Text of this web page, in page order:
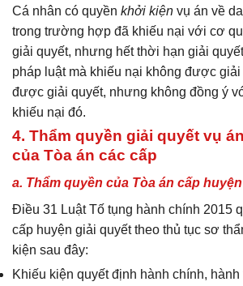
Cá nhân có quyền khởi kiện vụ án về
trong trường hợp đã khiếu nại với cơ
giải quyết, nhưng hết thời hạn giải
pháp luật mà khiếu nại không được giải
được giải quyết, nhưng không đồng ý
khiếu nại đó.
4. Thẩm quyền giải quyết vụ
của Tòa án các cấp
a. Thẩm quyền của Tòa án cấp huyện
Điều 31 Luật Tố tụng hành chính 2015
cấp huyện giải quyết theo thủ tục sơ
kiện sau đây:
Khiếu kiện quyết định hành chính,